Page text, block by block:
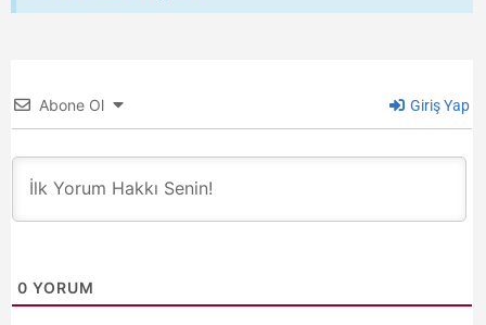
Abone Ol Giriş Yap
0 YORUM